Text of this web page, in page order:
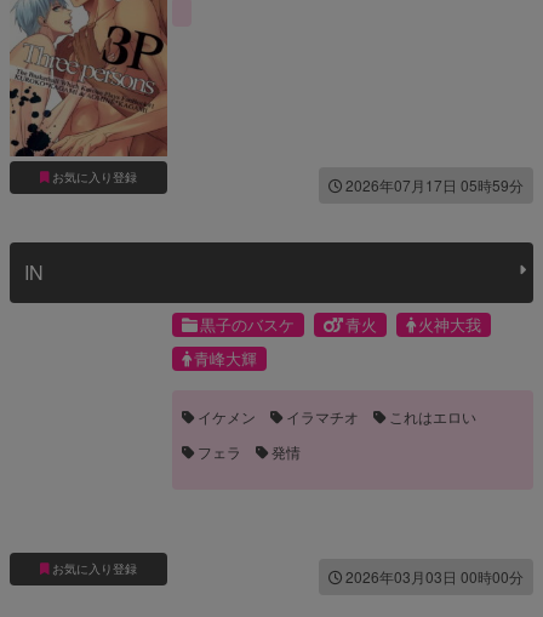
お気に入り登録 2026年07月17日 05時59分
IN
お気に入り登録
黒子のバスケ 青火
火神大我
青峰大輝
イケメン イラマチオ
これはエロい
フェラ
発情
2026年03月03日 00時00分